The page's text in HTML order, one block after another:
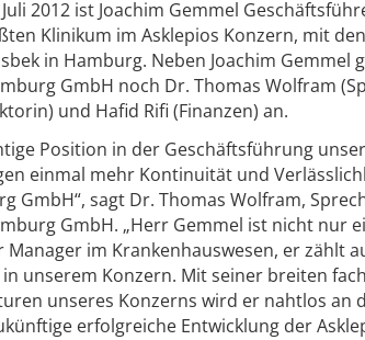
2012 ist Joachim Gemmel
Klinikum im Asklepios Konzern, mit
in Hamburg. Neben Joachim Gemmel
GmbH noch Dr. Thomas Wolfram
und Hafid Rifi (Finanzen) an.
Position in der Geschäftsführung
einmal mehr Kontinuität und
GmbH“, sagt Dr. Thomas Wolfram,
GmbH. „Herr Gemmel ist nicht nur
im Krankenhauswesen, er zählt
unserem Konzern. Mit seiner breiten
unseres Konzerns wird er nahtlos an
erfolgreiche Entwicklung der